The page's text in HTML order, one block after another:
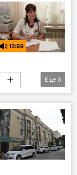
13:59
Еще 3